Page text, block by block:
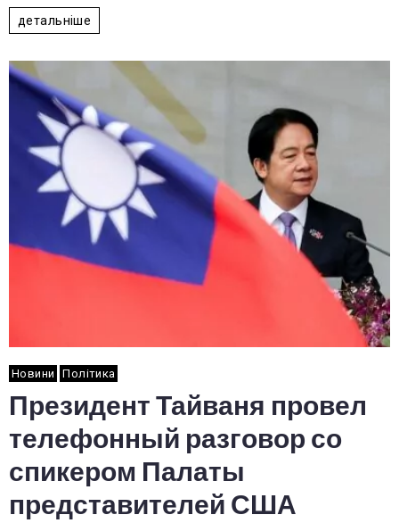
детальніше
Новини Політика
Президент Тайваня провел
телефонный разговор со
спикером Палаты
представителей США